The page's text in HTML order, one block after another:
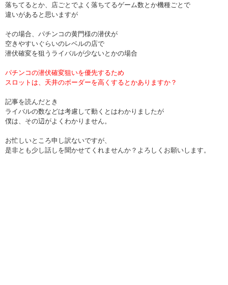
落ちてるとか、店ごとでよく落ちてるゲーム数とか機種ごとで
違いがあると思いますが
その場合、パチンコの黄門様の潜伏が
空きやすいぐらいのレベルの店で
潜伏確変を狙うライバルが少ないとかの場合
パチンコの潜伏確変狙いを優先するため
スロットは、天井のボーダーを高くするとかありますか？
記事を読んだとき
ライバルの数などは考慮して動くとはわかりましたが
僕は、その辺がよくわかりません。
お忙しいところ申し訳ないですが、
是非とも少し話しを聞かせてくれませんか？よろしくお願いします。